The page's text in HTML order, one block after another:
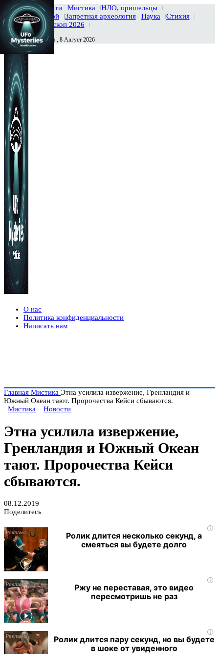
Главная Новости Мистика
НЛО, пришельцы
Тайны вселенной
Запретная археология Наука
Стихия
История
Гороскоп 2026
Сегодня Суббота , 8 Август 2026
О нас
Политика конфиденциальности
Написать нам
Главная Мистика Этна усилила извержение, Гренландия и
Южный Океан тают. Пророчества Кейси сбываются.
Мистика
Новости
Этна усилила извержение,
Гренландия и Южный Океан
тают. Пророчества Кейси
сбываются.
08.12.2019
Поделитесь
i
Ролик длится несколько секунд, а
смеяться вы будете долго
i
Ржу не переставая, это видео
пересмотришь не раз
i
Ролик длится пару секунд, но вы будете
в шоке от увиденного